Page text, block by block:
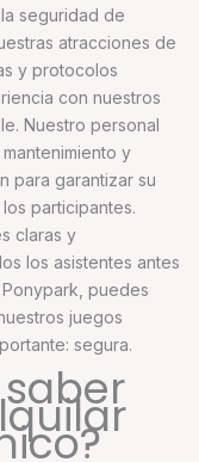
seguridad de
atracciones de
y protocolos
con nuestros
Nuestro personal
y
para garantizar su
participantes.
claras y
los asistentes antes
puedes
juegos
segura.